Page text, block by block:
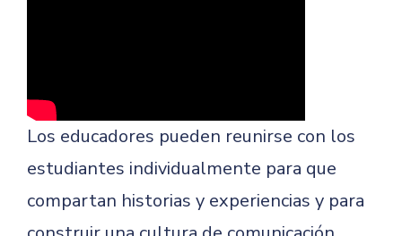
Los educadores pueden reunirse con los
estudiantes individualmente para que
compartan historias y experiencias y para